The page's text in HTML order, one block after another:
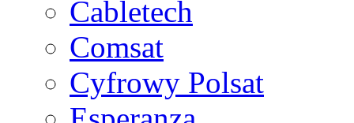
Cabletech
Comsat
Cyfrowy Polsat